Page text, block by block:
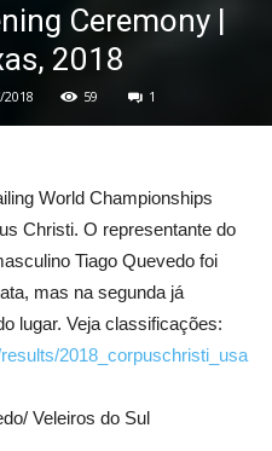
Ceremony |
2018
2018 59 1
World Championships
Christi. O representante do
Tiago Quevedo foi
mas na segunda já
lugar. Veja classificações:
2018_corpuschristi_usa
Veleiros do Sul